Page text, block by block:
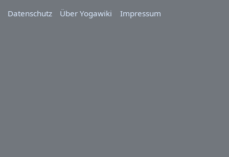
Datenschutz
Über Yogawiki Impressum